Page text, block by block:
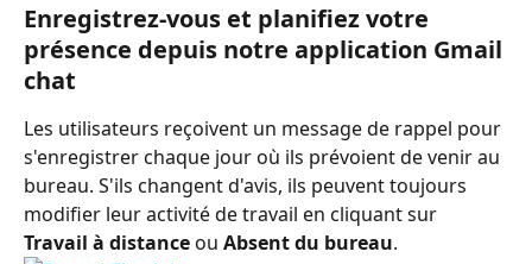
Enregistrez-vous et planifiez votre
présence depuis notre application Gmail
chat
Les utilisateurs reçoivent un message de rappel pour
s'enregistrer chaque jour où ils prévoient de venir au
bureau. S'ils changent d'avis, ils peuvent toujours
modifier leur activité de travail en cliquant sur
Travail à distance ou Absent du bureau.